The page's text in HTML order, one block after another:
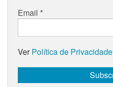
Email *
VerPolítica de Privacidade